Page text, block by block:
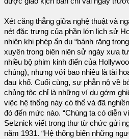
Xét căng thẳng giữa nghệ thuật và
nét đặc trưng của phần lớn lịch sử
nhiên khi phép ẩn dụ “bánh răng
xuyên trong biên niên sử ngày xưa
nhiều bộ phim kinh điển của
chúng), nhưng với bao nhiêu là tài
đau khổ. Cuối cùng, sự phẫn nộ về
chủng tộc chỉ là những ví dụ gớm
việc hệ thống này có thể và đã
đó đến mức nào. “Chúng ta có diễn
Selznick viết trong thư từ chức gửi
năm 1931. “Hệ thống biến những